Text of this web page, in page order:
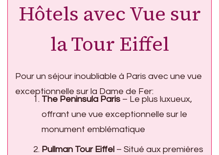
Hôtels avec Vue sur
la Tour Eiffel
Pour un séjour inoubliable à Paris avec une vue
exceptionnelle sur la Dame de Fer:
The Peninsula Paris – Le plus luxueux,
offrant une vue exceptionnelle sur le
monument emblématique
Pullman Tour Eiffel – Situé aux premières